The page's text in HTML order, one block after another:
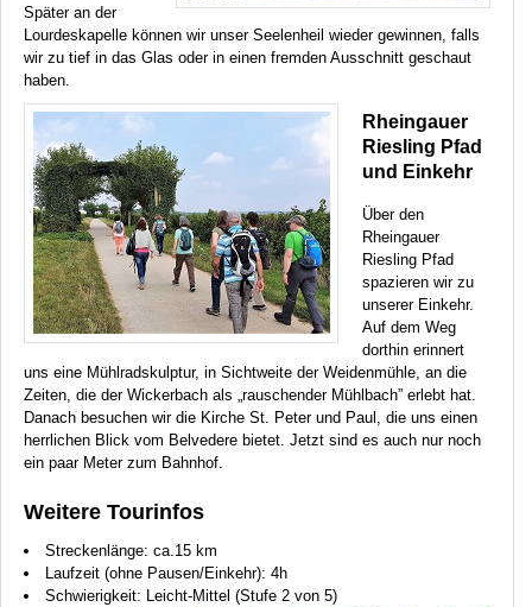
Später an der
Lourdeskapelle können wir unser Seelenheil wieder gewinnen, falls
wir zu tief in das Glas oder in einen fremden Ausschnitt geschaut
haben.
Rheingauer
Riesling Pfad
und Einkehr
Über den
Rheingauer
Riesling Pfad
spazieren wir zu
unserer Einkehr.
Auf dem Weg
dorthin erinnert
uns eine Mühlradskulptur, in Sichtweite der Weidenmühle, an die
Zeiten, die der Wickerbach als „rauschender Mühlbach” erlebt hat.
Danach besuchen wir die Kirche St. Peter und Paul, die uns einen
herrlichen Blick vom Belvedere bietet. Jetzt sind es auch nur noch
ein paar Meter zum Bahnhof.
Weitere Tourinfos
Streckenlänge: ca.15 km
Laufzeit (ohne Pausen/Einkehr): 4h
Schwierigkeit: Leicht-Mittel (Stufe 2 von 5)